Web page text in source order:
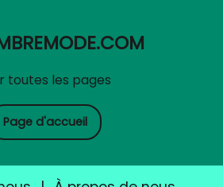
toutes les pages
Page d'accueil